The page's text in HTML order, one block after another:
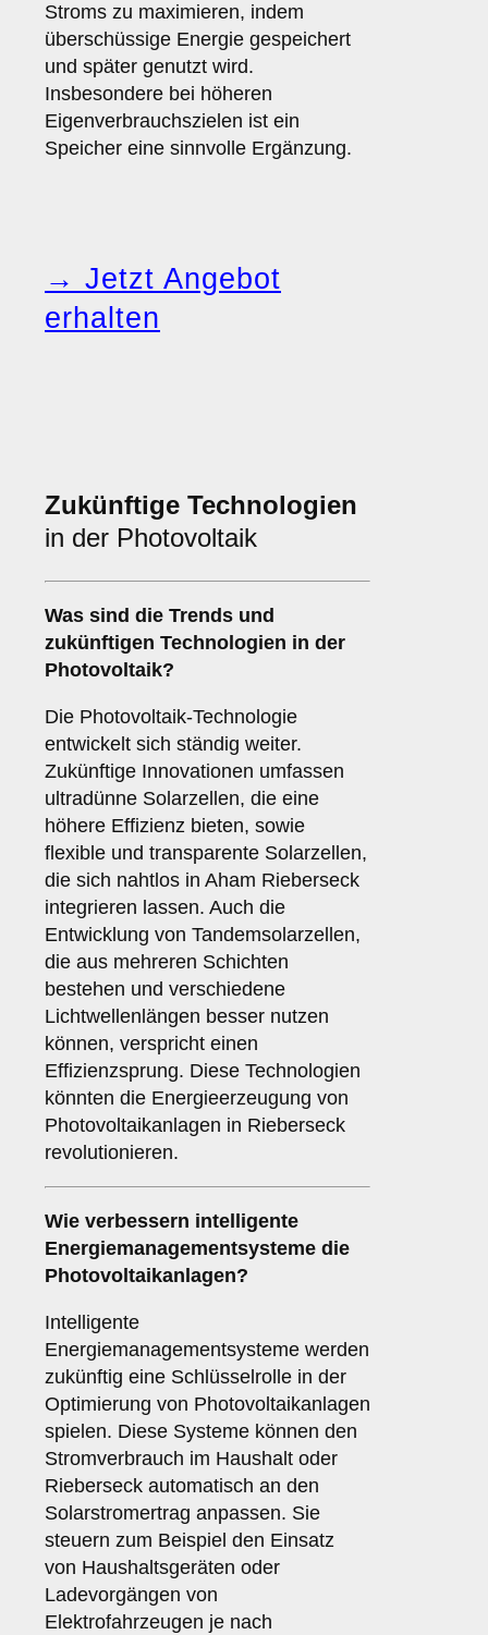
Stroms zu maximieren, indem
überschüssige Energie gespeichert
und später genutzt wird.
Insbesondere bei höheren
Eigenverbrauchszielen ist ein
Speicher eine sinnvolle Ergänzung.
→ Jetzt Angebot
erhalten
Zukünftige Technologien
in der Photovoltaik
Was sind die Trends und
zukünftigen Technologien in der
Photovoltaik?
Die Photovoltaik-Technologie
entwickelt sich ständig weiter.
Zukünftige Innovationen umfassen
ultradünne Solarzellen, die eine
höhere Effizienz bieten, sowie
flexible und transparente Solarzellen,
die sich nahtlos in Aham Rieberseck
integrieren lassen. Auch die
Entwicklung von Tandemsolarzellen,
die aus mehreren Schichten
bestehen und verschiedene
Lichtwellenlängen besser nutzen
können, verspricht einen
Effizienzsprung. Diese Technologien
könnten die Energieerzeugung von
Photovoltaikanlagen in Rieberseck
revolutionieren.
Wie verbessern intelligente
Energiemanagementsysteme die
Photovoltaikanlagen?
Intelligente
Energiemanagementsysteme werden
zukünftig eine Schlüsselrolle in der
Optimierung von Photovoltaikanlagen
spielen. Diese Systeme können den
Stromverbrauch im Haushalt oder
Rieberseck automatisch an den
Solarstromertrag anpassen. Sie
steuern zum Beispiel den Einsatz
von Haushaltsgeräten oder
Ladevorgängen von
Elektrofahrzeugen je nach